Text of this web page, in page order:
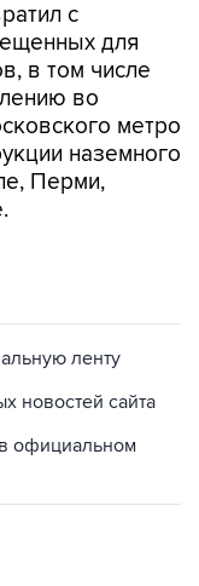
с
для
в том числе
во
метро
наземного
Перми,
ленту
новостей сайта
официальном